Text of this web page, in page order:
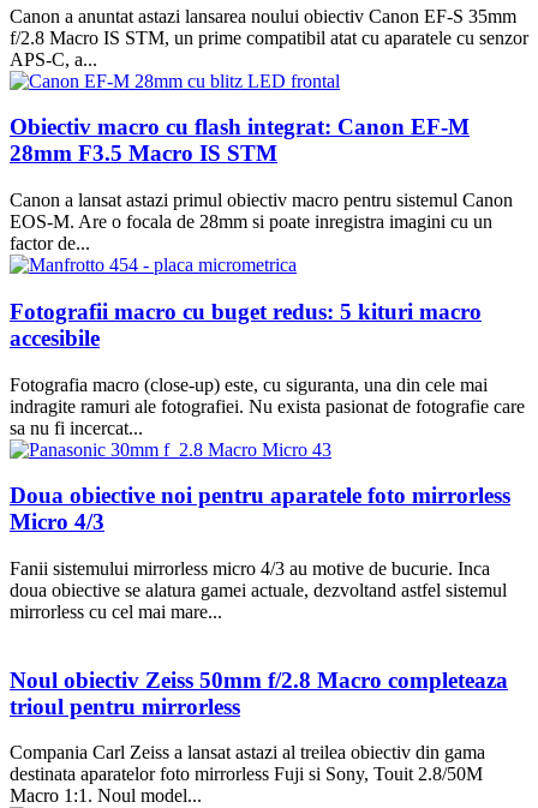
Canon a anuntat astazi lansarea noului obiectiv Canon EF-S 35mm
f/2.8 Macro IS STM, un prime compatibil atat cu aparatele cu senzor
APS-C, a...
Obiectiv macro cu flash integrat: Canon EF-M
28mm F3.5 Macro IS STM
Canon a lansat astazi primul obiectiv macro pentru sistemul Canon
EOS-M. Are o focala de 28mm si poate inregistra imagini cu un
factor de...
Fotografii macro cu buget redus: 5 kituri macro
accesibile
Fotografia macro (close-up) este, cu siguranta, una din cele mai
indragite ramuri ale fotografiei. Nu exista pasionat de fotografie care
sa nu fi incercat...
Doua obiective noi pentru aparatele foto mirrorless
Micro 4/3
Fanii sistemului mirrorless micro 4/3 au motive de bucurie. Inca
doua obiective se alatura gamei actuale, dezvoltand astfel sistemul
mirrorless cu cel mai mare...
Noul obiectiv Zeiss 50mm f/2.8 Macro completeaza
trioul pentru mirrorless
Compania Carl Zeiss a lansat astazi al treilea obiectiv din gama
destinata aparatelor foto mirrorless Fuji si Sony, Touit 2.8/50M
Macro 1:1. Noul model...